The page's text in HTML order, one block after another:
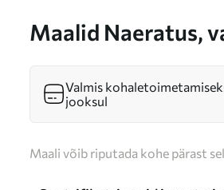
Maalid Naeratus,
Valmis
jooksul
Maali võib riputada kohe pärast